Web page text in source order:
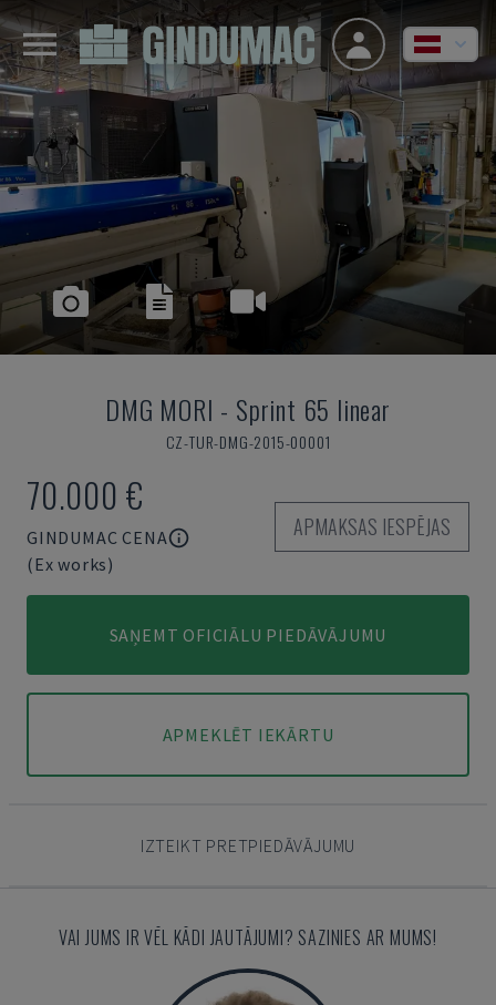
DMG MORI - Sprint 65 linear
CZ-TUR-DMG-2015-00001
70.000 €
GINDUMAC CENA
(Ex works)
APMAKSAS IESPĒJAS
SAŅEMT OFICIĀLU PIEDĀVĀJUMU
APMEKLĒT IEKĀRTU
IZTEIKT PRETPIEDĀVĀJUMU
VAI JUMS IR VĒL KĀDI JAUTĀJUMI? SAZINIES AR MUMS!